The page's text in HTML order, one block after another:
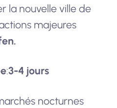
la nouvelle ville de
majeures
:3-4 jours
nocturnes